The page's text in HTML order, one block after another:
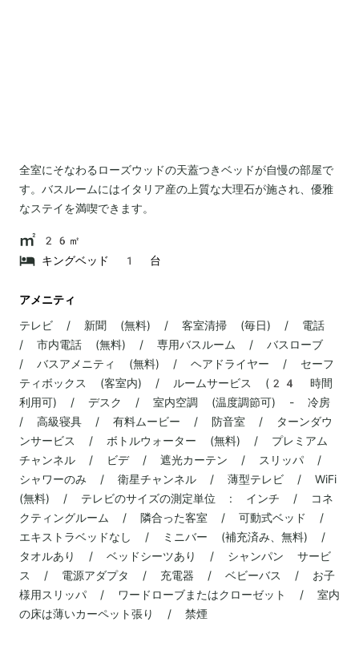
全室にそなわるローズウッドの天蓋つきベッドが自慢の部屋で
す。バスルームにはイタリア産の上質な大理石が施され、優雅
なステイを満喫できます。
26㎡
キングベッド 1 台
アメニティ
テレビ / 新聞 (無料) / 客室清掃 (毎日) / 電話
/ 市内電話 (無料) / 専用バスルーム / バスローブ
/ バスアメニティ (無料) / ヘアドライヤー / セーフ
ティボックス (客室内) / ルームサービス (24 時間
利用可) / デスク / 室内空調 (温度調節可) - 冷房
/ 高級寝具 / 有料ムービー / 防音室 / ターンダウ
ンサービス / ボトルウォーター (無料) / プレミアム
チャンネル / ビデ / 遮光カーテン / スリッパ /
シャワーのみ / 衛星チャンネル / 薄型テレビ / WiFi
(無料) / テレビのサイズの測定単位 : インチ / コネ
クティングルーム / 隣合った客室 / 可動式ベッド /
エキストラベッドなし / ミニバー (補充済み、無料) /
タオルあり / ベッドシーツあり / シャンパン サービ
ス / 電源アダプタ / 充電器 / ベビーバス / お子
様用スリッパ / ワードローブまたはクローゼット / 室内
の床は薄いカーペット張り / 禁煙